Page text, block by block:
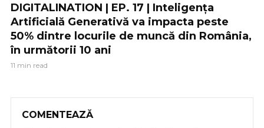
DIGITALINATION | EP. 17 | Inteligența
Artificială Generativă va impacta peste
50% dintre locurile de muncă din România,
în următorii 10 ani
11 min read
COMENTEAZĂ